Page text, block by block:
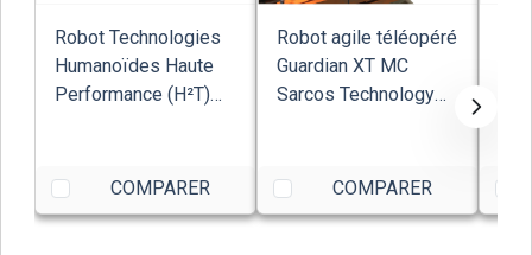
Robot Technologies
Humanoïdes Haute
Performance (H²T)
COMPARER
Robot agile téléopéré
Guardian XT MC
Sarcos Technology
COMPARER